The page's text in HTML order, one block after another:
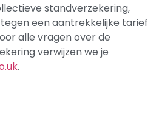
standverzekering,
een aantrekkelijke tarief
alle vragen over de
verwijzen we je
.